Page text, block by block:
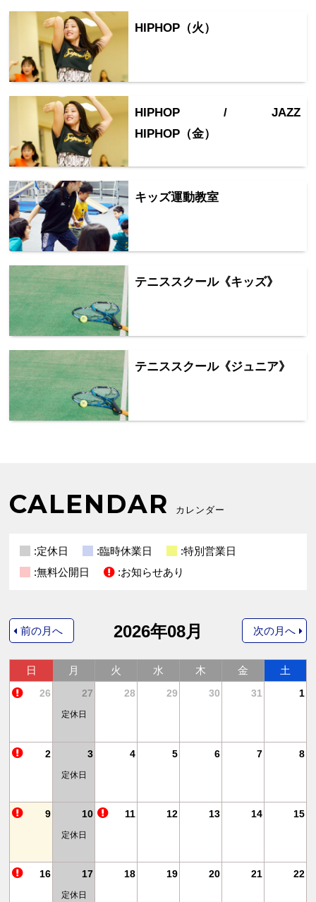
HIPHOP（火）
HIPHOP / JAZZ
HIPHOP（金）
キッズ運動教室
テニススクール《キッズ》
テニススクール《ジュニア》
CALENDAR カレンダー
:定休日 :臨時休業日
:特別営業日
:無料公開日
:お知らせあり
前の月へ 2026年08月
日 月 火 水 木 金 土
26 27 28 29 30 31 1
定休日
2 3 4 5 6 7 8
定休日
9 10 11 12 13 14 15
定休日
16 17 18 19 20 21 22
定休日
次の月へ